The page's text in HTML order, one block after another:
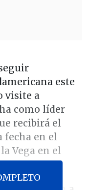
este
visite a
como líder
recibirá el
fecha en el
Vega en el